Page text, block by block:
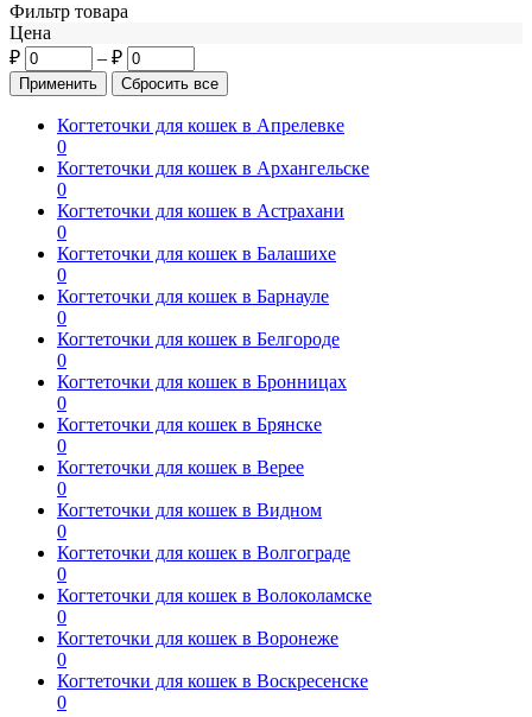
Фильтр товара
Цена
₽
– ₽
Когтеточки для кошек в Апрелевке
0
Когтеточки для кошек в Архангельске
0
Когтеточки для кошек в Астрахани
0
Когтеточки для кошек в Балашихе
0
Когтеточки для кошек в Барнауле
0
Когтеточки для кошек в Белгороде
0
Когтеточки для кошек в Бронницах
0
Когтеточки для кошек в Брянске
0
Когтеточки для кошек в Верее
0
Когтеточки для кошек в Видном
0
Когтеточки для кошек в Волгограде
0
Когтеточки для кошек в Волоколамске
0
Когтеточки для кошек в Воронеже
0
Когтеточки для кошек в Воскресенске
0